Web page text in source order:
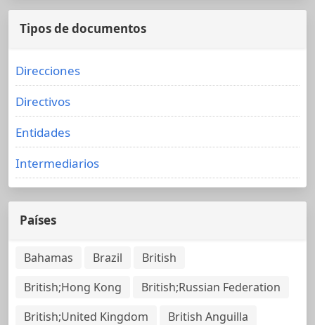
Tipos de documentos
Direcciones
Directivos
Entidades
Intermediarios
Países
Bahamas Brazil
British
British;Hong Kong
British;Russian Federation
British;United Kingdom
British Anguilla